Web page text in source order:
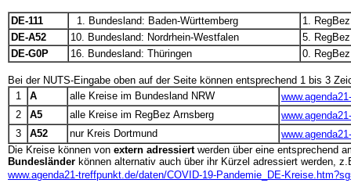
DE-111 1. Bundesland: Baden-Württemberg
1.
DE-A52
10. Bundesland: Nordrhein-Westfalen
5.
DE-G0P
16. Bundesland: Thüringen 0.
Bei der NUTS-Eingabe oben auf der Seite können entsprechend 1 bis 3
1
A alle Kreise im Bundesland NRW
2
A5 alle Kreise im RegBez Arnsberg
3
A52 nur Kreis Dortmund
Die Kreise können von extern adressiertwerden über eine entsprechend
Bundesländer können alternativ auch über ihr Kürzel adressiert werden,
www.agenda21-treffpunkt.de/daten/COVID-19-Pandemie_DE-